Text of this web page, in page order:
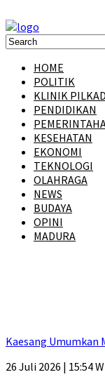
HOME
POLITIK
KLINIK
PENDIDIKAN
KESEHATAN
EKONOMI
TEKNOLOGI
OLAHRAGA
NEWS
BUDAYA
OPINI
MADURA
Kaesang Umumkan
26 Juli 2026 | 15:54